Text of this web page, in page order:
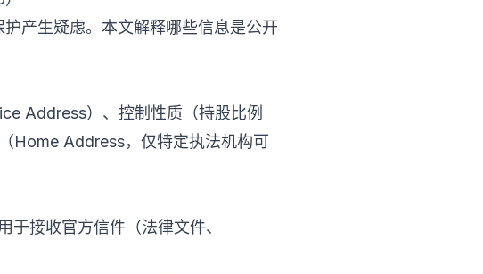
产生疑虑。本文解释哪些信息是公开
Address）、控制性质（持股比例
Home Address，仅特定执法机构可
接收官方信件（法律文件、